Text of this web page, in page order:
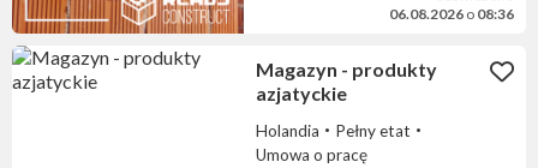
06.08.2026 o 08:36
Magazyn - produkty
azjatyckie
Holandia
Pełny etat
Umowa o pracę